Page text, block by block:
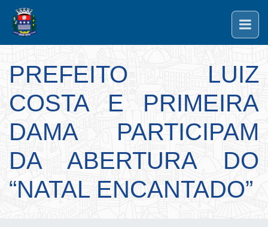
PREFEITO LUIZ
COSTA E PRIMEIRA
DAMA PARTICIPAM
DA ABERTURA DO
“NATAL ENCANTADO”